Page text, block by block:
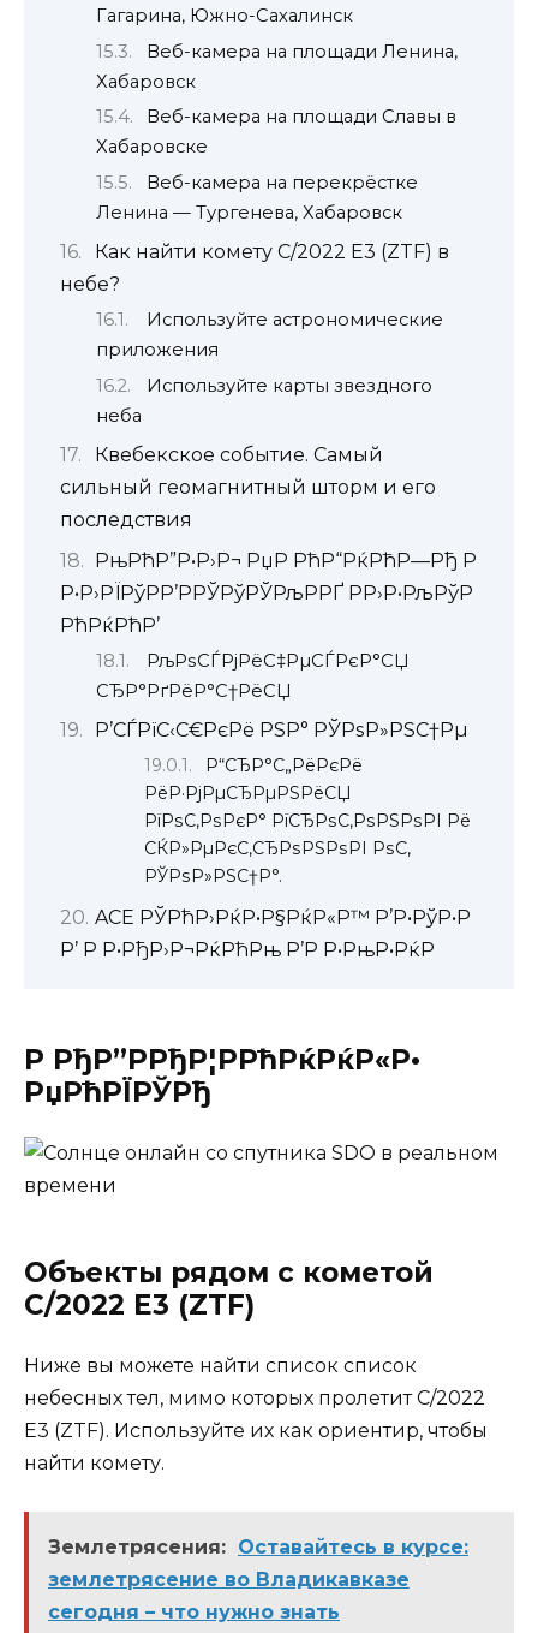
Гагарина, Южно-Сахалинск
Веб-камера на площади Ленина,
Хабаровск
Веб-камера на площади Славы в
Хабаровске
Веб-камера на перекрёстке
Ленина — Тургенева, Хабаровск
Как найти комету C/2022 E3 (ZTF) в
небе?
Используйте астрономические
приложения
Используйте карты звездного
неба
Квебекское событие. Самый
сильный геомагнитный шторм и его
последствия
РњРћР”Р•Р›Р¬ РџР РћР“РќРћР—Рђ Р
Р•Р›РЇРўРР’РРЎРўРЎРљРРҐ Р­Р›Р•РљРўР
РћРќРћР’
РљРѕСЃРјРёС‡РµСЃРєР°СЏ
СЂР°РґРёР°С†РёСЏ
Р’СЃРїС‹С€РєРё РЅР° РЎРѕР»РЅС†Рµ
Р“СЂР°С„РёРєРё
РёР·РјРµСЂРµРЅРёСЏ
РїРѕС‚РѕРєР° РїСЂРѕС‚РѕРЅРѕРІ Рё
СЌР»РµРєС‚СЂРѕРЅРѕРІ РѕС‚
РЎРѕР»РЅС†Р°.
ACE РЎРћР›РќР•Р§РќР«Р™ Р’Р•РўР•Р
Р’ Р Р•РђР›Р¬РќРћРњ Р’Р Р•РњР•РќР
Р РђР”РРђР¦РРћРќРќР«Р•
РџРћРЇРЎРђ
Объекты рядом с кометой
C/2022 E3 (ZTF)
Ниже вы можете найти список список
небесных тел, мимо которых пролетит C/2022
E3 (ZTF). Используйте их как ориентир, чтобы
найти комету.
Землетрясения: Оставайтесь в курсе:
землетрясение во Владикавказе
сегодня – что нужно знать